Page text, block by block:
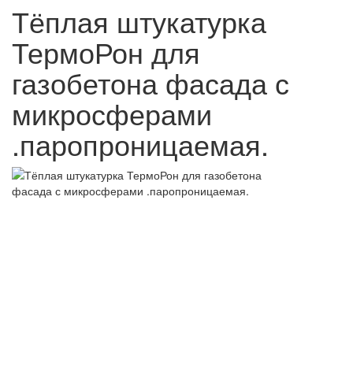
Тёплая штукатурка
ТермоРон для
газобетона фасада с
микросферами
.паропроницаемая.